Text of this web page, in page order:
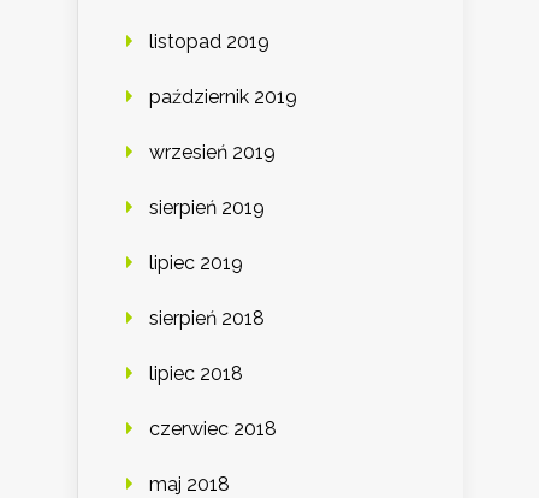
listopad 2019
październik 2019
wrzesień 2019
sierpień 2019
lipiec 2019
sierpień 2018
lipiec 2018
czerwiec 2018
maj 2018